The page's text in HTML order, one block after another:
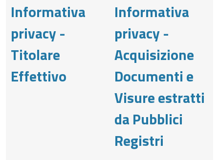
Informativa
privacy -
Titolare
Effettivo
Informativa
privacy -
Acquisizione
Documenti e
Visure estratti
da Pubblici
Registri